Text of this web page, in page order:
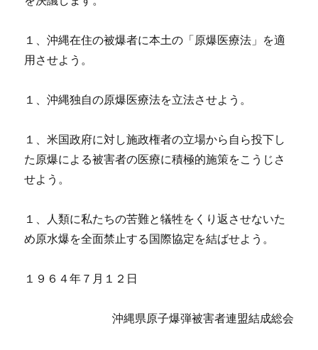
１、沖縄在住の被爆者に本土の「原爆医療法」を適
用させよう。
１、沖縄独自の原爆医療法を立法させよう。
１、米国政府に対し施政権者の立場から自ら投下し
た原爆による被害者の医療に積極的施策をこうじさ
せよう。
１、人類に私たちの苦難と犠牲をくり返させないた
め原水爆を全面禁止する国際協定を結ばせよう。
１９６４年７月１２日
沖縄県原子爆弾被害者連盟結成総会